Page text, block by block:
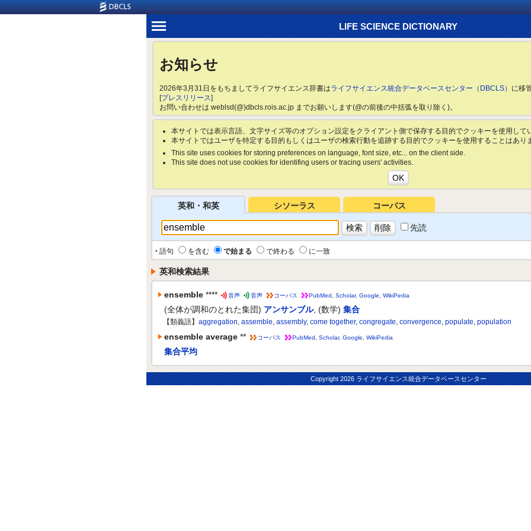
LIFE SCIENCE DICTIONARY
お知らせ
2026年3月31日をもちましてライフサイエンス辞書はライフサイエンス統合データベースセンター（DBCLS） に移
[プレスリリース]
お問い合わせは weblsd(@)dbcls.rois.ac.jp までお願いします(@の前後の中括弧を取り除く)。
本サイトでは表示言語、文字サイズ等のオプション設定をクライアント側で保存する目的でクッキーを使用して
本サイトではユーザを特定する目的もしくはユーザの検索行動を追跡する目的でクッキーを使用することはあり
This site uses cookies for storing preferences on language, font size, etc... on the client side.
This site does not use cookies for identifing users or tracing users' activities.
英和・和英 シソーラス コーパス
先読
‣ 語句 を含む で始まる で終わる
に一致
英和検索結果
ensemble **** 音声 音声 コーパス PubMed Scholar, Google WikiPedia
(全体が調和のとれた集団) アンサンブル, (数学) 集合
【類義語】 aggregation, assemble, assembly, come together, congregate, convergence, populate, population
ensemble average ** コーパス PubMed Scholar, Google WikiPedia
集合平均
Copyright2026 ライフサイエンス統合データベースセンター